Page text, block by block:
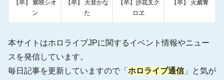
【卒】 紫咲シオ
ン
【卒】 天音かな
た
【卒】沙花叉ク
ロヱ
【卒】 火威青
本サイトはホロライブJPに関するイベント情報やニュー
スを発信しています。
毎日記事を更新していますので「 ホロライブ通信 」と気が